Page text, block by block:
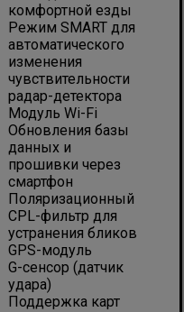
комфортной езды
Режим SMART для
автоматического
изменения
чувствительности
радар-детектора
Модуль Wi-Fi
Обновления базы
данных и
прошивки через
смартфон
Поляризационный
CPL-фильтр для
устранения бликов
GPS-модуль
G-сенсор (датчик
удара)
Поддержка карт